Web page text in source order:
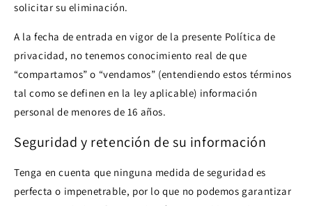
solicitar su eliminación.
A la fecha de entrada en vigor de la presente Política de
privacidad, no tenemos conocimiento real de que
“compartamos” o “vendamos” (entendiendo estos términos
tal como se definen en la ley aplicable) información
personal de menores de 16 años.
Seguridad y retención de su información
Tenga en cuenta que ninguna medida de seguridad es
perfecta o impenetrable, por lo que no podemos garantizar